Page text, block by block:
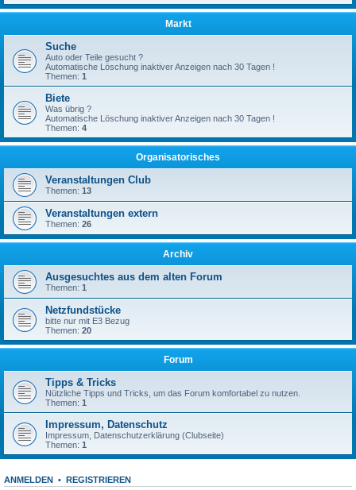
Markt
Suche
Auto oder Teile gesucht ?
Automatische Löschung inaktiver Anzeigen nach 30 Tagen !
Themen: 1
Biete
Was übrig ?
Automatische Löschung inaktiver Anzeigen nach 30 Tagen !
Themen: 4
Organisatorisches
Veranstaltungen Club
Themen: 13
Veranstaltungen extern
Themen: 26
Archiv
Ausgesuchtes aus dem alten Forum
Themen: 1
Netzfundstücke
bitte nur mit E3 Bezug
Themen: 20
Forum
Tipps & Tricks
Nützliche Tipps und Tricks, um das Forum komfortabel zu nutzen.
Themen: 1
Impressum, Datenschutz
Impressum, Datenschutzerklärung (Clubseite)
Themen: 1
ANMELDEN • REGISTRIEREN